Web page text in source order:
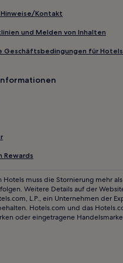
Parkplatz in Knielingen
in Weststadt
Wellnessbereich in
in Regierungsbezirk
Parkplatz in Regierungsbezirk
in Rastatt
Hotels
S-Bahn-Station Grötzingen
Technisches Museum
Kontakt
und Melden von Inhalten
Geschäftsbedingungen für
Rewards
Hotels muss die Stornierung mehr
Weitere Details auf der
L.P., ein Unternehmen der
Hotels.com und das
oder eingetragene